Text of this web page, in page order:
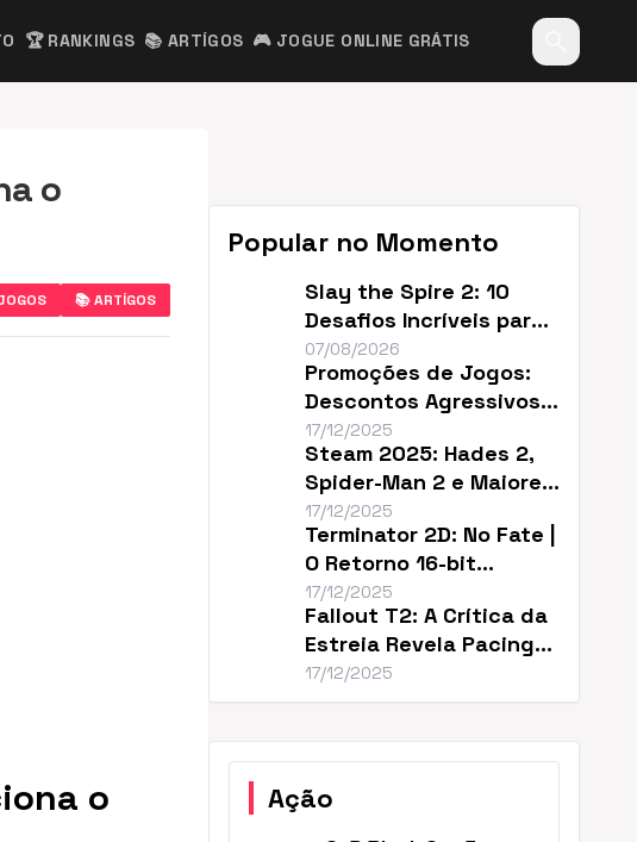
🏆 RANKINGS 📚 ARTÍGOS 🎮 JOGUE ONLINE GRÁTIS
o
📚 ARTÍGOS
o
Popular no Momento
Slay the Spire 2: 10
Desafios Incríveis para
Renovar o Jogo
07/08/2026
Promoções de Jogos:
Descontos Agressivos e
Sem Filler
17/12/2025
Steam 2025: Hades 2,
Spider-Man 2 e Maiores
Descontos do Ano
17/12/2025
Terminator 2D: No Fate |
O Retorno 16-bit
Perfeito de T2
17/12/2025
Fallout T2: A Crítica da
Estreia Revela Pacing
Lento
17/12/2025
Ação